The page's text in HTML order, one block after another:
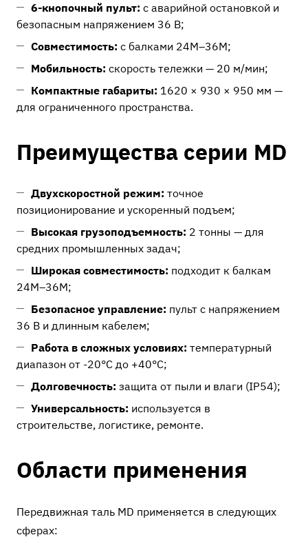
6-кнопочный пульт: с аварийной остановкой и
безопасным напряжением 36 В;
Совместимость: с балками 24М–36М;
Мобильность: скорость тележки — 20 м/мин;
Компактные габариты: 1620 × 930 × 950 мм —
для ограниченного пространства.
Преимущества серии MD
Двухскоростной режим: точное
позиционирование и ускоренный подъем;
Высокая грузоподъемность: 2 тонны — для
средних промышленных задач;
Широкая совместимость: подходит к балкам
24М–36М;
Безопасное управление: пульт с напряжением
36 В и длинным кабелем;
Работа в сложных условиях: температурный
диапазон от -20°C до +40°C;
Долговечность: защита от пыли и влаги (IP54);
Универсальность: используется в
строительстве, логистике, ремонте.
Области применения
Передвижная таль MD применяется в следующих
сферах: